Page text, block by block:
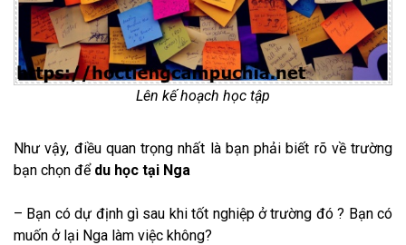
Lên kế hoạch học tập
Như vậy, điều quan trọng nhất là bạn phải biết rõ về trường
bạn chọn để du học tại Nga
– Bạn có dự định gì sau khi tốt nghiệp ở trường đó ? Bạn có
muốn ở lại Nga làm việc không?